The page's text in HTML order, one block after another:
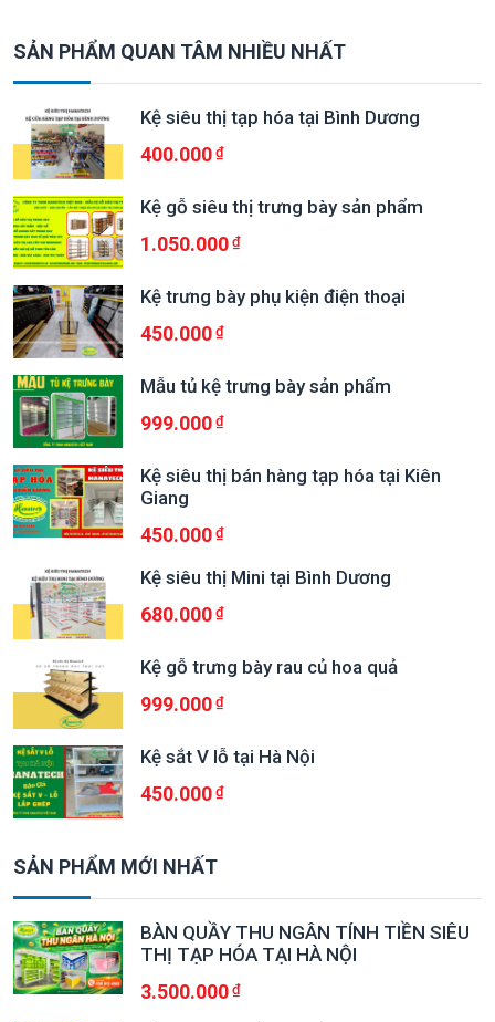
SẢN PHẨM QUAN TÂM NHIỀU NHẤT
Kệ siêu thị tạp hóa tại Bình Dương
400.000
Kệ gỗ siêu thị trưng bày sản phẩm
1.050.000
Kệ trưng bày phụ kiện điện thoại
450.000
Mẫu tủ kệ trưng bày sản phẩm
999.000
Kệ siêu thị bán hàng tạp hóa tại Kiên
Giang
450.000
Kệ siêu thị Mini tại Bình Dương
680.000
Kệ gỗ trưng bày rau củ hoa quả
999.000
Kệ sắt V lỗ tại Hà Nội
450.000
SẢN PHẨM MỚI NHẤT
BÀN QUẦY THU NGÂN TÍNH TIỀN SIÊU
THỊ TẠP HÓA TẠI HÀ NỘI
3.500.000